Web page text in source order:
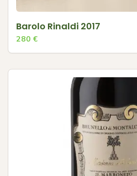
Barolo Rinaldi 2017
280 €